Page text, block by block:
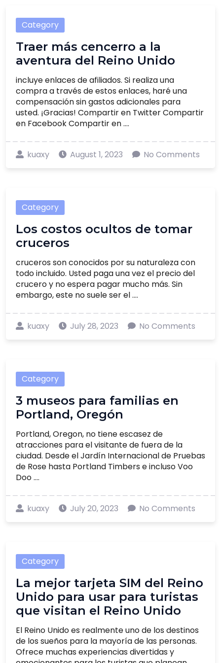
Category
Traer más cencerro a la
aventura del Reino Unido
incluye enlaces de afiliados. Si realiza una
compra a través de estos enlaces, haré una
compensación sin gastos adicionales para
usted. ¡Gracias! Compartir en Twitter Compartir
en Facebook Compartir en ....
kuaxy August 1, 2023 No Comments
Category
Los costos ocultos de tomar
cruceros
cruceros son conocidos por su naturaleza con
todo incluido. Usted paga una vez el precio del
crucero y no espera pagar mucho más. Sin
embargo, este no suele ser el ....
kuaxy July 28, 2023 No Comments
Category
3 museos para familias en
Portland, Oregón
Portland, Oregon, no tiene escasez de
atracciones para el visitante de fuera de la
ciudad. Desde el Jardín Internacional de Pruebas
de Rose hasta Portland Timbers e incluso Voo
Doo ....
kuaxy July 20, 2023 No Comments
Category
La mejor tarjeta SIM del Reino
Unido para usar para turistas
que visitan el Reino Unido
El Reino Unido es realmente uno de los destinos
de los sueños para la mayoría de las personas.
Ofrece muchas experiencias divertidas y